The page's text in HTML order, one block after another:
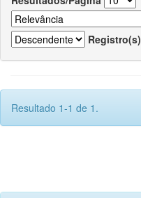
Registro(s)
Resultado 1-1 de 1.